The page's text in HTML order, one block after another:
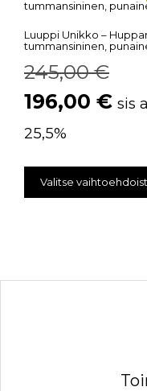
Luuppi Unikko –
tummansininen,
245,00€
196,00 € sis
25,5%
Valitse